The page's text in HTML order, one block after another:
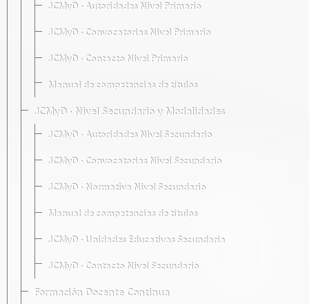
JCMyD · Autoridades Nivel Primario
JCMyD · Convocatorias Nivel Primario
JCMyD · Contacto Nivel Primario
Manual de competencias de títulos
JCMyD · Nivel Secundario y Modalidades
JCMyD · Autoridades Nivel Secundario
JCMyD · Convocatorias Nivel Secundario
JCMyD · Normativa Nivel Secundario
Manual de competencias de títulos
JCMyD · Unidades Educativas Secundaria
JCMyD · Contacto Nivel Secundario
Formación Docente Continua